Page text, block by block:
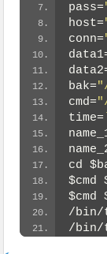
pass=
host=
conn=
data1
data2
bak=
cmd=
time=
cd
$cmd
$cmd
/
/